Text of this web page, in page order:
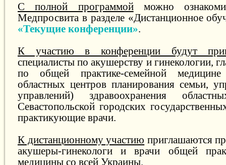
С полной программойможно
Медпросвита в разделе «Дистанционное
«Текущие конференции».
К участию в конференции будут
специалисты по акушерству и гинекологии,
по общей практике-семейной
областных центров планирования семьи,
управлений) здравоохранения
Севастопольской городских
практикующие врачи.
К дистанционному участию приглашаются
акушеры-гинекологи и врачи общей
медицины со всей Украины.